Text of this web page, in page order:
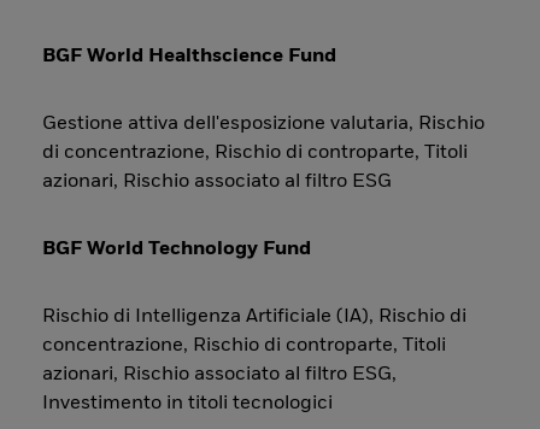
BGF World Healthscience Fund
Gestione attiva dell'esposizione valutaria, Rischio
di concentrazione, Rischio di controparte, Titoli
azionari, Rischio associato al filtro ESG
BGF World Technology Fund
Rischio di Intelligenza Artificiale (IA), Rischio di
concentrazione, Rischio di controparte, Titoli
azionari, Rischio associato al filtro ESG,
Investimento in titoli tecnologici